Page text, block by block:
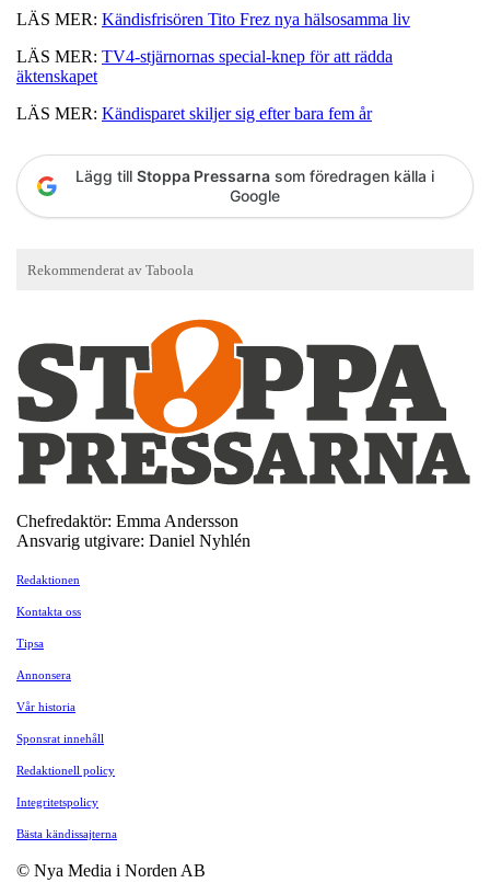
LÄS MER: Kändisfrisören Tito Frez nya hälsosamma liv
LÄS MER: TV4-stjärnornas special-knep för att rädda
äktenskapet
LÄS MER: Kändisparet skiljer sig efter bara fem år
Lägg till Stoppa Pressarna som föredragen källa i
Google
Chefredaktör: Emma Andersson
Ansvarig utgivare: Daniel Nyhlén
Redaktionen
Kontakta oss
Tipsa
Annonsera
Vår historia
Sponsrat innehåll
Redaktionell policy
Integritetspolicy
Bästa kändissajterna
© Nya Media i Norden AB